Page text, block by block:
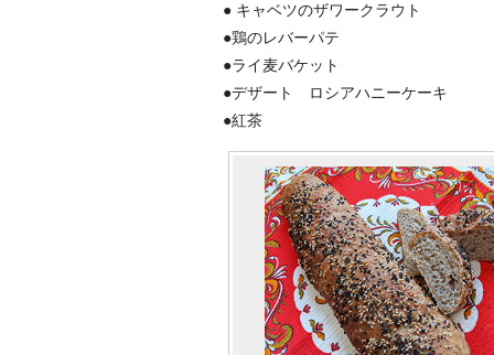
● キャベツのザワークラウト
●鶏のレバーパテ
●ライ麦バケット
●デザート ロシアハニーケーキ
●紅茶